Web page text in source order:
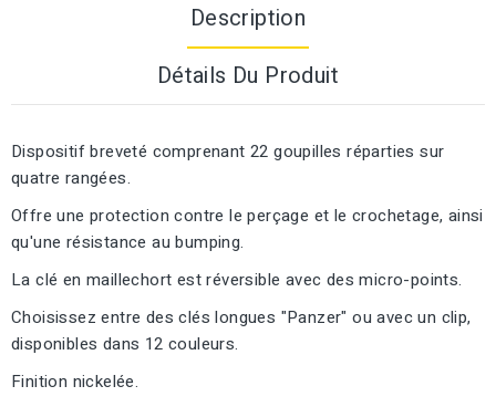
Description
Détails Du Produit
Dispositif breveté comprenant 22 goupilles réparties sur
quatre rangées.
Offre une protection contre le perçage et le crochetage, ainsi
qu'une résistance au bumping.
La clé en maillechort est réversible avec des micro-points.
Choisissez entre des clés longues "Panzer" ou avec un clip,
disponibles dans 12 couleurs.
Finition nickelée.